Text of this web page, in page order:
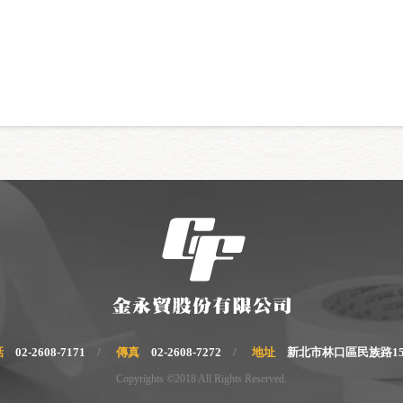
02-2608-7171 傳真 02-2608-7272 地址 新北市林口區民族路
Copyrights ©2018 All Rights Reserved.